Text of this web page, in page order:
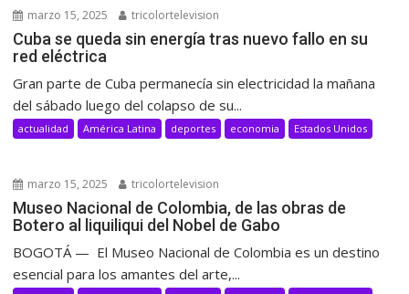
marzo 15, 2025 tricolortelevision
Cuba se queda sin energía tras nuevo fallo en su
red eléctrica
Gran parte de Cuba permanecía sin electricidad la mañana
del sábado luego del colapso de su...
actualidad América Latina deportes economia Estados Unidos
marzo 15, 2025 tricolortelevision
Museo Nacional de Colombia, de las obras de
Botero al liquiliqui del Nobel de Gabo
BOGOTÁ — El Museo Nacional de Colombia es un destino
esencial para los amantes del arte,...